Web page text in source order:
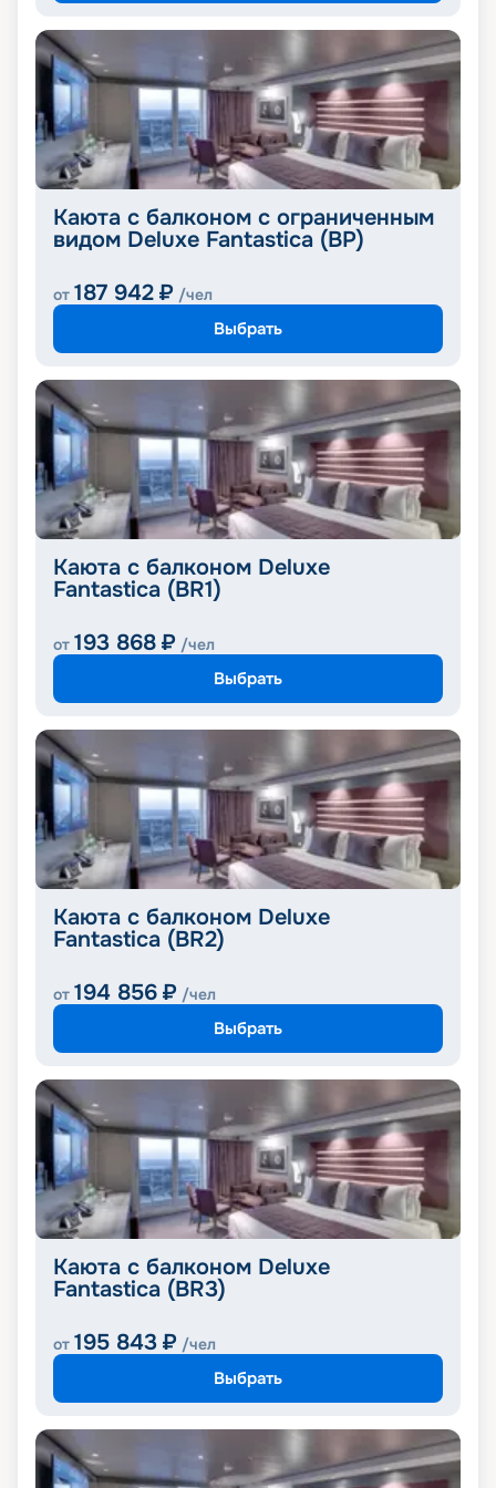
Каюта с балконом c ограниченным
видом Deluxe Fantastica (BP)
от 187 942 ₽ /чел
Выбрать
Каюта с балконом Deluxe
Fantastica (BR1)
от 193 868 ₽ /чел
Выбрать
Каюта с балконом Deluxe
Fantastica (BR2)
от 194 856 ₽ /чел
Выбрать
Каюта с балконом Deluxe
Fantastica (BR3)
от 195 843 ₽ /чел
Выбрать